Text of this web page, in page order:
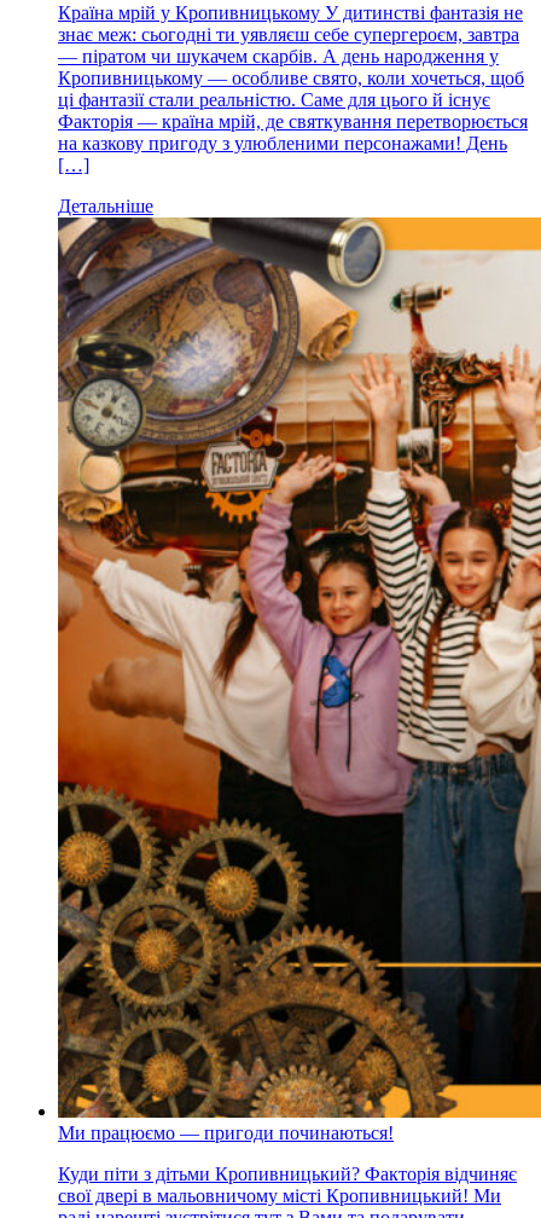
Країна мрій у Кропивницькому У дитинстві фантазія не
знає меж: сьогодні ти уявляєш себе супергероєм, завтра
— піратом чи шукачем скарбів. А день народження у
Кропивницькому — особливе свято, коли хочеться, щоб
ці фантазії стали реальністю. Саме для цього й існує
Факторія — країна мрій, де святкування перетворюється
на казкову пригоду з улюбленими персонажами! День
[…]
Детальніше
Ми працюємо — пригоди починаються!
Куди піти з дітьми Кропивницький? Факторія відчиняє
свої двері в мальовничому місті Кропивницький! Ми